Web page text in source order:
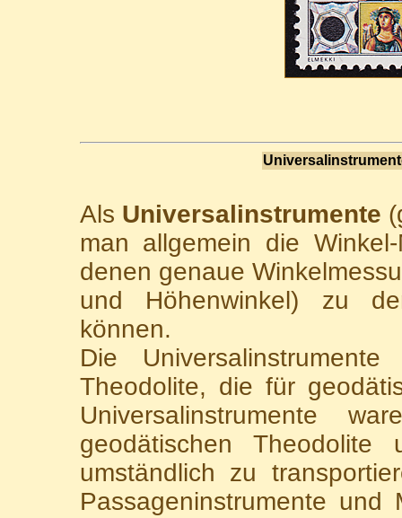
Als Universalinstrumente
man allgemein die
denen genaue
und Höhenwinkel) zu
können.
Die
Theodolite, die für
Universalinstrumente
geodätischen
umständlich zu
Passageninstrumente und